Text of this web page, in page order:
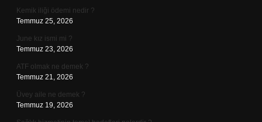
Kemik iliği ödemi nedir ?
Temmuz 25, 2026
June kız ismi mi ?
Temmuz 23, 2026
ATF olmak ne demek ?
Temmuz 21, 2026
Üvey aile ne demek ?
Temmuz 19, 2026